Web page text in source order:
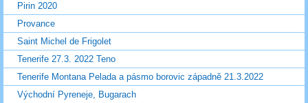
Pirin 2020
Provance
Saint Michel de Frigolet
Tenerife 27.3. 2022 Teno
Tenerife Montana Pelada a pásmo borovic západně 21.3.2022
Východní Pyreneje, Bugarach